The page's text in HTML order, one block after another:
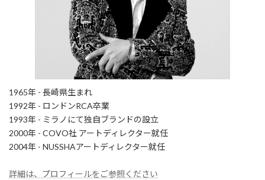
1965年 - 長崎県生まれ
1992年 - ロンドンRCA卒業
1993年 - ミラノにて独自ブランドの設立
2000年 - COVO社 アートディレクター就任
2004年 - NUSSHAアートディレクター就任
詳細は、プロフィールをご参照ください